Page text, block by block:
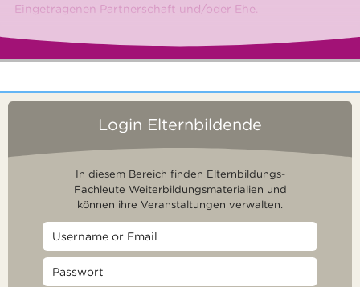
Eingetragenen Partnerschaft und/oder Ehe.
Login Elternbildende
In diesem Bereich finden Elternbildungs-
Fachleute Weiterbildungsmaterialien und
können ihre Veranstaltungen verwalten.